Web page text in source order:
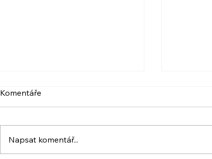
VIDEO: NARCIS A
www.ivetahavlova.cz A jestli
můžete, poprosím o sdílení. ☺️
Komentáře
Napsat komentář...